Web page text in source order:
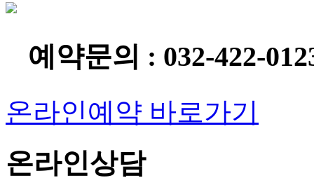
예약문의 : 032-422-
온라인예약 바로가기
온라인상담